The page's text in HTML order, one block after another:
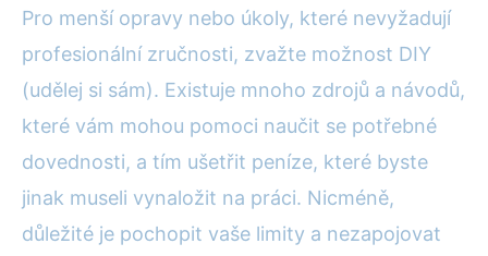
Pro menší opravy nebo úkoly, které nevyžadují
profesionální zručnosti, zvažte možnost DIY
(udělej si sám). Existuje mnoho zdrojů a návodů,
které vám mohou pomoci naučit se potřebné
dovednosti, a tím ušetřit peníze, které byste
jinak museli vynaložit na práci. Nicméně,
důležité je pochopit vaše limity a nezapojovat